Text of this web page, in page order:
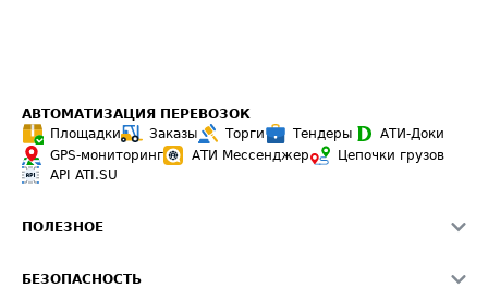
АВТОМАТИЗАЦИЯ ПЕРЕВОЗОК
Площадки
Заказы Торги Тендеры
АТИ-Доки
GPS-мониторинг
АТИ Мессенджер
Цепочки грузов
API ATI.SU
ПОЛЕЗНОЕ
БЕЗОПАСНОСТЬ